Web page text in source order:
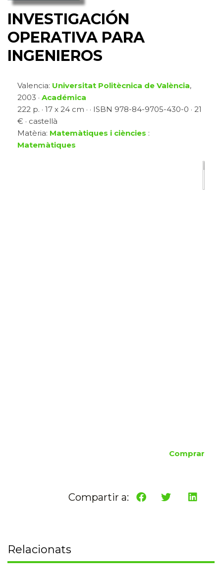
INVESTIGACIÓN
OPERATIVA PARA
INGENIEROS
Valencia: Universitat Politècnica de València,
2003 · Académica
222 p. · 17 x 24 cm · · ISBN 978-84-9705-430-0 · 21
€ · castellà
Matèria: Matemàtiques i ciències :
Matemàtiques
Comprar
Compartir a:
Relacionats